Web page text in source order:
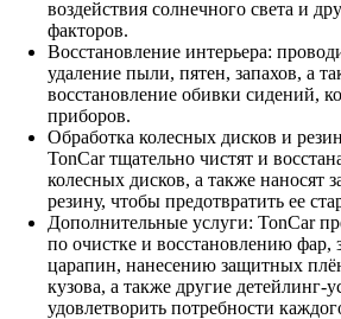
воздействия солнечного света и
факторов.
Восстановление интерьера:
удаление пыли, пятен, запахов, а
восстановление обивки сидений,
приборов.
Обработка колесных дисков и
TonCar тщательно чистят и
колесных дисков, а также наносят
резину, чтобы предотвратить ее
Дополнительные услуги: TonCar
по очистке и восстановлению фар,
царапин, нанесению защитных
кузова, а также другие детейлинг-
удовлетворить потребности